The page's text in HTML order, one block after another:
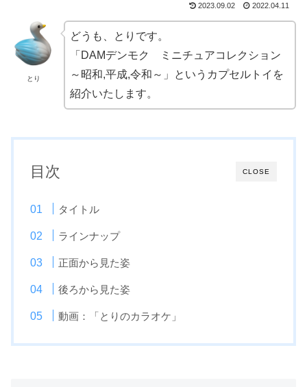
2023.09.02 2022.04.11
とり
どうも、とりです。
「DAMデンモク ミニチュアコレクション
～昭和,平成,令和～」というカプセルトイを
紹介いたします。
CLOSE
目次
タイトル
ラインナップ
正面から見た姿
後ろから見た姿
動画：「とりのカラオケ」